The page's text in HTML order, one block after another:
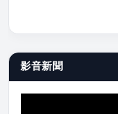
影音新聞